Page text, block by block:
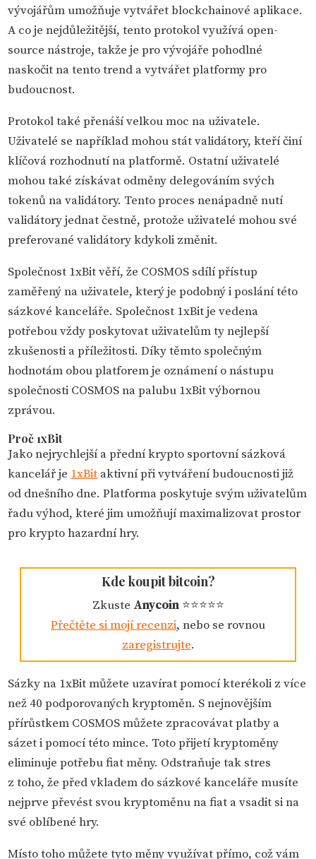
vývojářům umožňuje vytvářet blockchainové aplikace.
A co je nejdůležitější, tento protokol využívá open-
source nástroje, takže je pro vývojáře pohodlné
naskočit na tento trend a vytvářet platformy pro
budoucnost.
Protokol také přenáší velkou moc na uživatele.
Uživatelé se například mohou stát validátory, kteří činí
klíčová rozhodnutí na platformě. Ostatní uživatelé
mohou také získávat odměny delegováním svých
tokenů na validátory. Tento proces nenápadně nutí
validátory jednat čestně, protože uživatelé mohou své
preferované validátory kdykoli změnit.
Společnost 1xBit věří, že COSMOS sdílí přístup
zaměřený na uživatele, který je podobný i poslání této
sázkové kanceláře. Společnost 1xBit je vedena
potřebou vždy poskytovat uživatelům ty nejlepší
zkušenosti a příležitosti. Díky těmto společným
hodnotám obou platforem je oznámení o nástupu
společnosti COSMOS na palubu 1xBit výbornou
zprávou.
Proč 1xBit
Jako nejrychlejší a přední krypto sportovní sázková
kancelář je 1xBit aktivní při vytváření budoucnosti již
od dnešního dne. Platforma poskytuje svým uživatelům
řadu výhod, které jim umožňují maximalizovat prostor
pro krypto hazardní hry.
Kde koupit bitcoin?
Zkuste Anycoin⭐️⭐️⭐️⭐️⭐️️
Přečtěte si mojí recenzi, nebo se rovnou
zaregistrujte.
Sázky na 1xBit můžete uzavírat pomocí kterékoli z více
než 40 podporovaných kryptoměn. S nejnovějším
přírůstkem COSMOS můžete zpracovávat platby a
sázet i pomocí této mince. Toto přijetí kryptoměny
eliminuje potřebu fiat měny. Odstraňuje tak stres
z toho, že před vkladem do sázkové kanceláře musíte
nejprve převést svou kryptoměnu na fiat a vsadit si na
své oblíbené hry.
Místo toho můžete tyto měny využívat přímo, což vám